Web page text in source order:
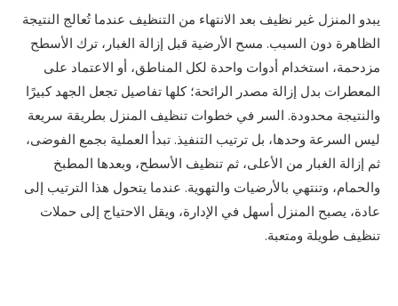
يبدو المنزل غير نظيف بعد الانتهاء من التنظيف عندما تُعالج النتيجة
الظاهرة دون السبب. مسح الأرضية قبل إزالة الغبار، ترك الأسطح
مزدحمة، استخدام أدوات واحدة لكل المناطق، أو الاعتماد على
المعطرات بدل إزالة مصدر الرائحة؛ كلها تفاصيل تجعل الجهد كبيرًا
والنتيجة محدودة. السر في خطوات تنظيف المنزل بطريقة سريعة
ليس السرعة وحدها، بل ترتيب التنفيذ. تبدأ العملية بجمع الفوضى،
ثم إزالة الغبار من الأعلى، ثم تنظيف الأسطح، وبعدها المطبخ
والحمام، وتنتهي بالأرضيات والتهوية. عندما يتحول هذا الترتيب إلى
عادة، يصبح المنزل أسهل في الإدارة، ويقل الاحتياج إلى حملات
تنظيف طويلة ومتعبة.